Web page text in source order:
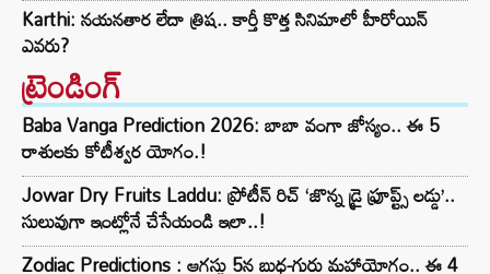
Karthi: నయనతార లేదా త్రిష.. కార్తీ కొత్త సినిమాలో హీరోయిన్
ఎవరు?
ట్రెండింగ్‌
Baba Vanga Prediction 2026: బాబా వంగా జోస్యం.. ఈ 5
రాశులకు కోటీశ్వర యోగం.!
Jowar Dry Fruits Laddu: ప్రోటీన్ రిచ్ ‘జొన్న డ్రై ఫ్రూప్ట్స్ లడ్డు’..
సులువుగా ఇంట్లోనే చేసేయండి ఇలా..!
Zodiac Predictions : ఆగస్టు 5న బుధ-గురు మహాయోగం.. ఈ 4